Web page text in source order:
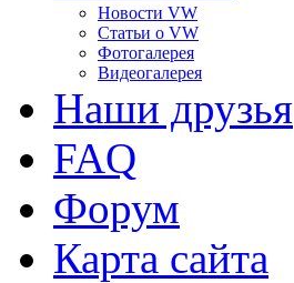
Новости VW
Статьи o VW
Фотогалерея
Видеогалерея
Наши друзья
FAQ
Форум
Карта сайта